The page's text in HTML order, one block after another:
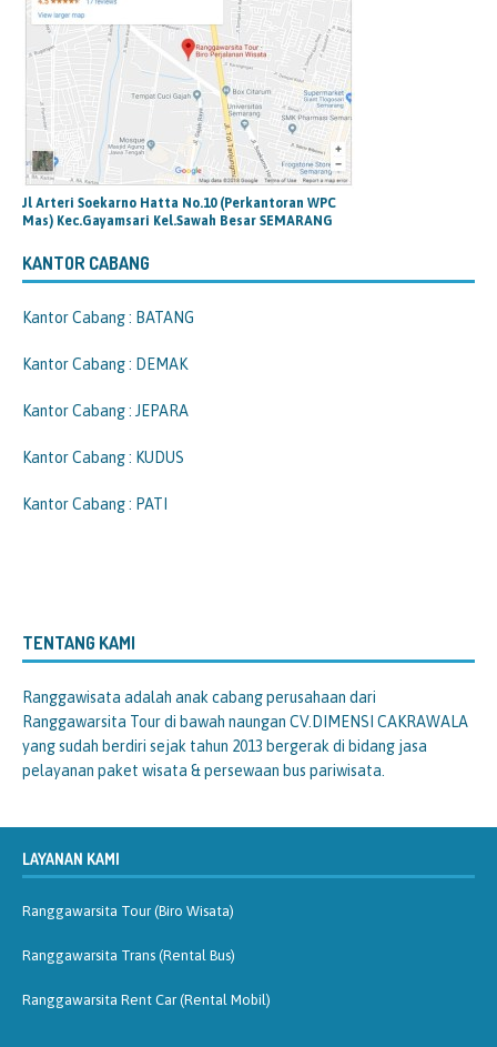
Jl Arteri Soekarno Hatta No.10 (Perkantoran WPC
Mas) Kec.Gayamsari Kel.Sawah Besar SEMARANG
KANTOR CABANG
Kantor Cabang : BATANG
Kantor Cabang : DEMAK
Kantor Cabang : JEPARA
Kantor Cabang : KUDUS
Kantor Cabang : PATI
TENTANG KAMI
Ranggawisata adalah anak cabang perusahaan dari
Ranggawarsita Tour di bawah naungan CV.DIMENSI CAKRAWALA
yang sudah berdiri sejak tahun 2013 bergerak di bidang jasa
pelayanan paket wisata & persewaan bus pariwisata.
LAYANAN KAMI
Ranggawarsita Tour (Biro Wisata)
Ranggawarsita Trans (Rental Bus)
Ranggawarsita Rent Car (Rental Mobil)